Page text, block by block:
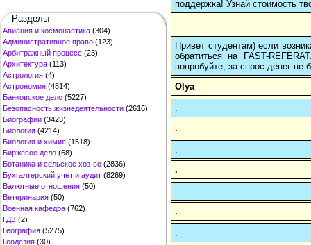
Разделы
Авиация и космонавтика (304)
Административное право (123)
Арбитражный процесс (23)
Архитектура (113)
Астрология (4)
Астрономия (4814)
Банковское дело (5227)
Безопасность жизнедеятельности (2616)
Биографии (3423)
Биология (4214)
Биология и химия (1518)
Биржевое дело (68)
Ботаника и сельское хоз-во (2836)
Бухгалтерский учет и аудит (8269)
Валютные отношения (50)
Ветеринария (50)
Военная кафедра (762)
ГДЗ (2)
География (5275)
Геодезия (30)
поддержка! Узнай стоимость
Привет студентам) если
обратиться на FAST-
попробуйте, за спрос денег не
Olya
.
.
.